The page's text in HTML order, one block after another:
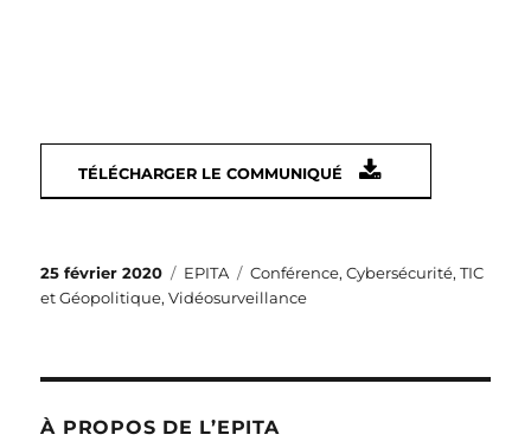
TÉLÉCHARGER LE COMMUNIQUÉ
Publié
le
25 février 2020 Catégories
EPITA Étiquettes
Conférence,Cybersécurité,TIC
et Géopolitique,Vidéosurveillance
À PROPOS DE L’EPITA